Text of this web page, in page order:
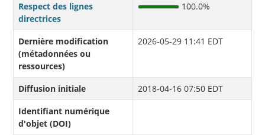
Respect des lignes
directrices
100.0%
Dernière modification
(métadonnées ou
ressources)
2026-05-29 11:41 EDT
Diffusion initiale
2018-04-16 07:50 EDT
Identifiant numérique
d'objet (DOI)